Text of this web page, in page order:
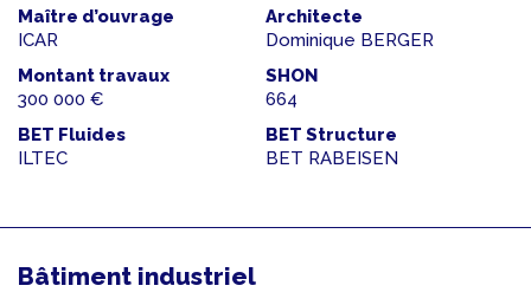
Maître d’ouvrage
ICAR
Architecte
Dominique BERGER
Montant travaux
300 000 €
SHON
664
BET Fluides
ILTEC
BET Structure
BET RABEISEN
Bâtiment industriel